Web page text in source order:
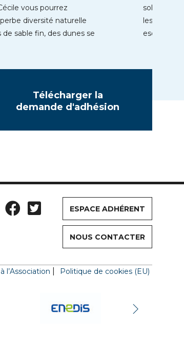
vous pourrez
diversité naturelle
sable fin, des dunes se
soleil dans
les voiles
escale à […]
Télécharger la
demande d'adhésion
ESPACE ADHÉRENT
NOUS CONTACTER
l’Association Politique de cookies (EU)